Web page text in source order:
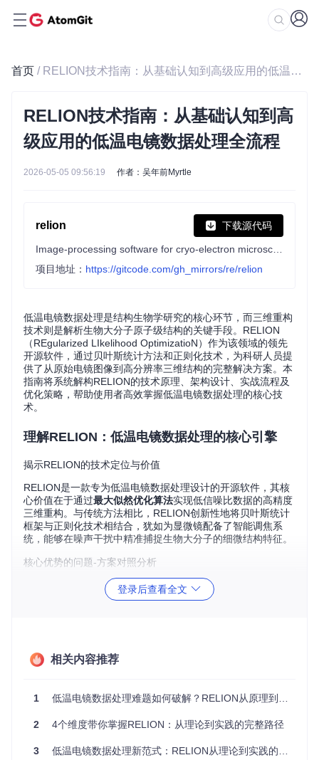
首页 / RELION技术指南：从基础认知到高级应用的低温电镜数据处理全流程
RELION技术指南：从基础认知到高
级应用的低温电镜数据处理全流程
2026-05-05 09:56:19 作者：吴年前Myrtle
relion 下载源代码
项目地址： https://gitcode.com/gh_mirrors/re/relion
低温电镜数据处理是结构生物学研究的核心环节，而三维重构
技术则是解析生物大分子原子级结构的关键手段。RELION
（REgularized LIkelihood OptimizatioN）作为该领域的领先
开源软件，通过贝叶斯统计方法和正则化技术，为科研人员提
供了从原始电镜图像到高分辨率三维结构的完整解决方案。本
指南将系统解构RELION的技术原理、架构设计、实战流程及
优化策略，帮助使用者高效掌握低温电镜数据处理的核心技
术。
理解RELION：低温电镜数据处理的核心引擎
揭示RELION的技术定位与价值
RELION是一款专为低温电镜数据处理设计的开源软件，其核
心价值在于通过最大似然优化算法实现低信噪比数据的高精度
三维重构。与传统方法相比，RELION创新性地将贝叶斯统计
框架与正则化技术相结合，犹如为显微镜配备了智能调焦系
统，能够在噪声干扰中精准捕捉生物大分子的细微结构特征。
核心优势的问题-方案对照分析
RELION
解决方
案
技术原理
法
耗大
算架构
速，平衡效率与成本
处理流程碎
一体化
从数据导入到结构验证的全流
登录后查看全文
相关内容推荐
1 低温电镜数据处理难题如何破解？RELION从原理到实战的全方位解决方案
2 4个维度带你掌握RELION：从理论到实践的完整路径
3 低温电镜数据处理新范式：RELION从理论到实践的完整指南